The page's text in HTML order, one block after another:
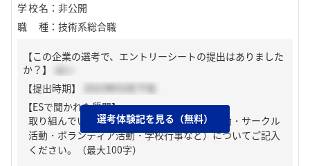
学校名 ： 非公開
職種 ： 技術系総合職
【この企業の選考で、エントリーシートの提出はありました
か？】
はい
【提出時期】
2023年03月下旬
【ESで聞かれた質問】
取り組んでいる課外活動（アルバイト・部活動・サークル
活動・ボランティア活動・学校行事など）についてご記入
ください。（最大100字）
選考体験記を見る（無料）